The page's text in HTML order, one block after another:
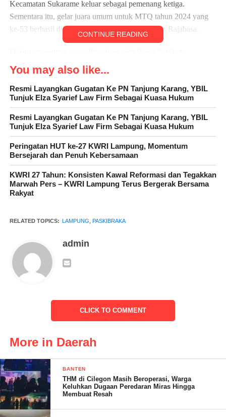
Kecamatan Sukarame keluar sebagai pemenang ketiga.
Sementara itu, gelar juara umum untuk MTQ tahun 2024 yang
ke-53 berhasil diraih oleh kafilah dari Kecamatan Rajabasa.
Walikota Bandar Lampung menekankan pentingnya MTQ
sebagai perekat dan pemersatu bagi warga Kota Bandar
Lampung. Ia juga menekankan pentingnya menjadikan MTQ
sebagai sarana untuk membumikan ajaran agama dan isi Alquran
sebagai pedoman dalam kehidupan bermasyarakat.
Acara penutupan MTQ Kota Bandar Lampung menjadi bukti
nyata semangat kebersamaan dan kecintaan terhadap Al-Quran
Post Views: 13
CONTINUE READING
You may also like...
Resmi Layangkan Gugatan Ke PN Tanjung Karang, YBIL
Tunjuk Elza Syarief Law Firm Sebagai Kuasa Hukum
Resmi Layangkan Gugatan Ke PN Tanjung Karang, YBIL
Tunjuk Elza Syarief Law Firm Sebagai Kuasa Hukum
Peringatan HUT ke-27 KWRI Lampung, Momentum
Bersejarah dan Penuh Kebersamaan
KWRI 27 Tahun: Konsisten Kawal Reformasi dan Tegakkan
Marwah Pers – KWRI Lampung Terus Bergerak Bersama
Rakyat
RELATED TOPICS: LAMPUNG PASKIBRAKA
admin
CLICK TO COMMENT
More in Daerah
BANTEN
THM di Cilegon Masih Beroperasi, Warga
Keluhkan Dugaan Peredaran Miras Hingga
Membuat Resah